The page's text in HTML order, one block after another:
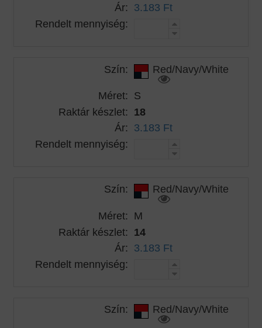
Ár: 3.183 Ft
Rendelt mennyiség:
Szín:
Red/Navy/White
Méret: S
Raktár készlet: 18
Ár: 3.183 Ft
Rendelt mennyiség:
Szín:
Red/Navy/White
Méret: M
Raktár készlet: 14
Ár: 3.183 Ft
Rendelt mennyiség:
Szín:
Red/Navy/White